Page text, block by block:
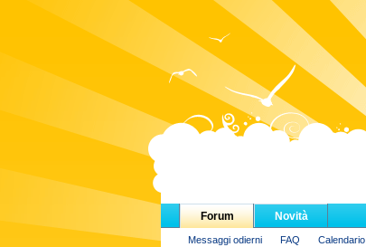
Forum
Messaggi odierni FAQ Calendario
Novità